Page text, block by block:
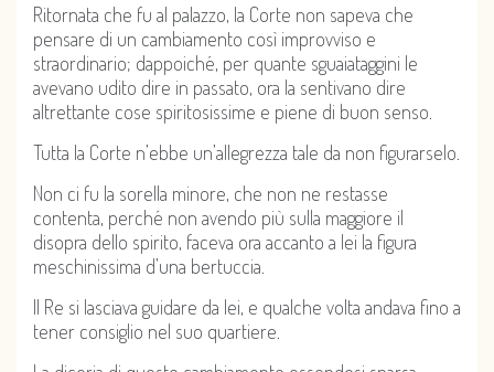
Ritornata che fu al palazzo, la Corte non sapeva che
pensare di un cambiamento così improvviso e
straordinario; dappoiché, per quante sguaiataggini le
avevano udito dire in passato, ora la sentivano dire
altrettante cose spiritosissime e piene di buon senso.
Tutta la Corte n’ebbe un’allegrezza tale da non figurarselo.
Non ci fu la sorella minore, che non ne restasse
contenta, perché non avendo più sulla maggiore il
disopra dello spirito, faceva ora accanto a lei la figura
meschinissima d’una bertuccia.
Il Re si lasciava guidare da lei, e qualche volta andava fino a
tener consiglio nel suo quartiere.